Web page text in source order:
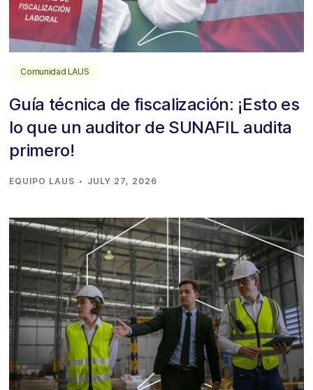
Comunidad LAUS
Guía técnica de fiscalización: ¡Esto es
lo que un auditor de SUNAFIL audita
primero!
EQUIPO LAUS · JULY 27, 2026